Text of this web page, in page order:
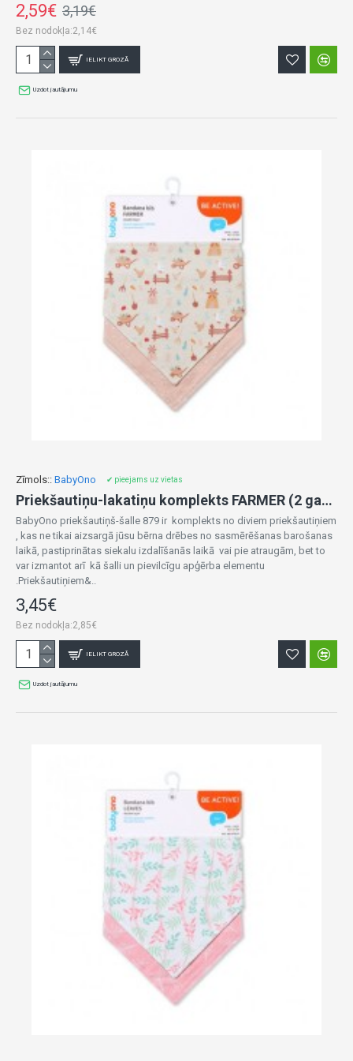
2,59€ 3,19€
Bez nodokļa:2,14€
IELIKT GROZĀ
Uzdot jautājumu
Zīmols:: BabyOno ✔ pieejams uz vietas
Priekšautiņu-lakatiņu komplekts FARMER (2 gab.) BabyOno 879/09
BabyOno priekšautiņš-šalle 879 ir komplekts no diviem priekšautiņiem
, kas ne tikai aizsargā jūsu bērna drēbes no sasmērēšanas barošanas
laikā, pastiprinātas siekalu izdalīšanās laikā vai pie atraugām, bet to
var izmantot arī kā šalli un pievilcīgu apģērba elementu
.Priekšautiņiem&..
3,45€
Bez nodokļa:2,85€
IELIKT GROZĀ
Uzdot jautājumu